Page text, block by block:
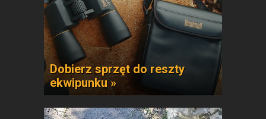
Dobierz sprzęt do reszty
ekwipunku »